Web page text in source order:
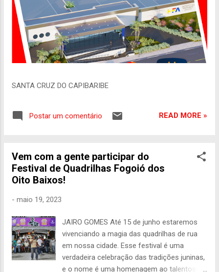
SANTA CRUZ DO CAPIBARIBE
Postar um comentário READ MORE »
Vem com a gente participar do
Festival de Quadrilhas Fogoió dos
Oito Baixos!
- maio 19, 2023
JAIRO GOMES Até 15 de junho estaremos
vivenciando a magia das quadrilhas de rua
em nossa cidade. Esse festival é uma
verdadeira celebração das tradições juninas,
e o nome é uma homenagem ao talentoso